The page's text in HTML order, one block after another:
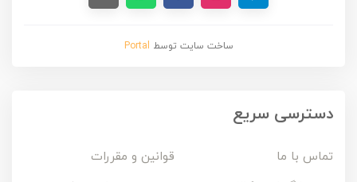
ساخت سایت توسط Portal
دسترسی سریع
تماس با ما
قوانین و مقررات